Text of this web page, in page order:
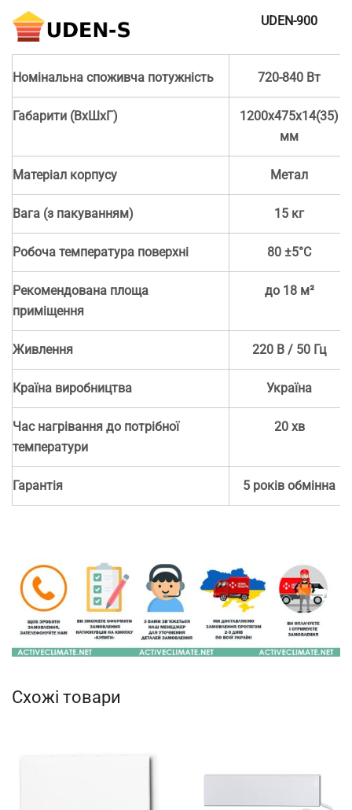
UDEN-900
Номінальна споживча потужність 720-840 Вт
Габарити (ВхШхГ)
1200х475х14(35)
мм
Матеріал корпусу Метал
Вага (з пакуванням) 15 кг
Робоча температура поверхні 80 ±5°С
Рекомендована площа
приміщення
до 18 м²
Живлення 220 В / 50 Гц
Країна виробництва Україна
Час нагрівання до потрібної
температури
20 хв
Гарантія 5 років обмінна
Схожі товари